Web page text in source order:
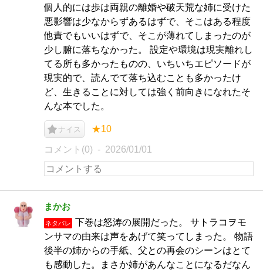
個人的には歩は両親の離婚や破天荒な姉に受けた
悪影響は少なからずあるはずで、そこはある程度
他責でもいいはずで、そこが薄れてしまったのが
少し腑に落ちなかった。 設定や環境は現実離れし
てる所も多かったものの、いちいちエピソードが
現実的で、読んでて落ち込むことも多かったけ
ど、生きることに対しては強く前向きになれたそ
んな本でした。
ナイス ★10
コメント(0) 2026/01/01
まかお
ネタバレ
下巻は怒涛の展開だった。 サトラコヲモ
ンサマの由来は声をあげて笑ってしまった。 物語
後半の姉からの手紙、父との再会のシーンはとて
も感動した。まさか姉があんなことになるだなん